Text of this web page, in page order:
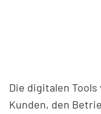
Die digitalen Tools
Kunden, den